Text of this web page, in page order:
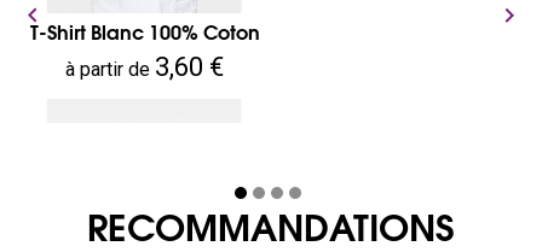
T-Shirt Blanc 100% Coton
Prix
à partir de 3,60 €
 
RECOMMANDATIONS